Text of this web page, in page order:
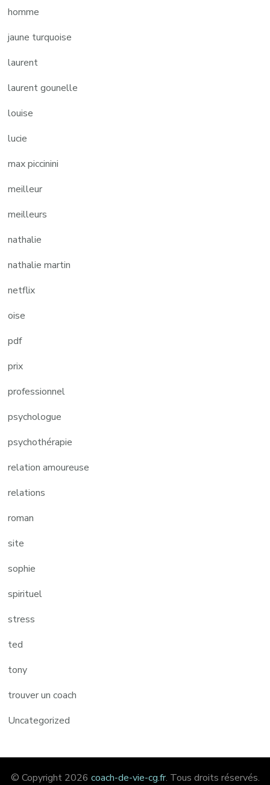
homme
jaune turquoise
laurent
laurent gounelle
louise
lucie
max piccinini
meilleur
meilleurs
nathalie
nathalie martin
netflix
oise
pdf
prix
professionnel
psychologue
psychothérapie
relation amoureuse
relations
roman
site
sophie
spirituel
stress
ted
tony
trouver un coach
Uncategorized
© Copyright 2026 coach-de-vie-cg.fr. Tous droits réservés.